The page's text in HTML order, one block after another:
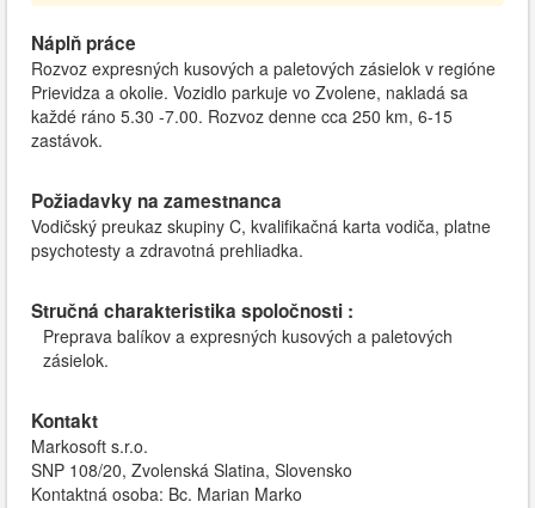
Náplň práce
Rozvoz expresných kusových a paletových zásielok v regióne
Prievidza a okolie. Vozidlo parkuje vo Zvolene, nakladá sa
každé ráno 5.30 -7.00. Rozvoz denne cca 250 km, 6-15
zastávok.
Požiadavky na zamestnanca
Vodičský preukaz skupiny C, kvalifikačná karta vodiča, platne
psychotesty a zdravotná prehliadka.
Stručná charakteristika spoločnosti :
Preprava balíkov a expresných kusových a paletových
zásielok.
Kontakt
Markosoft s.r.o.
SNP 108/20, Zvolenská Slatina, Slovensko
Kontaktná osoba: Bc. Marian Marko